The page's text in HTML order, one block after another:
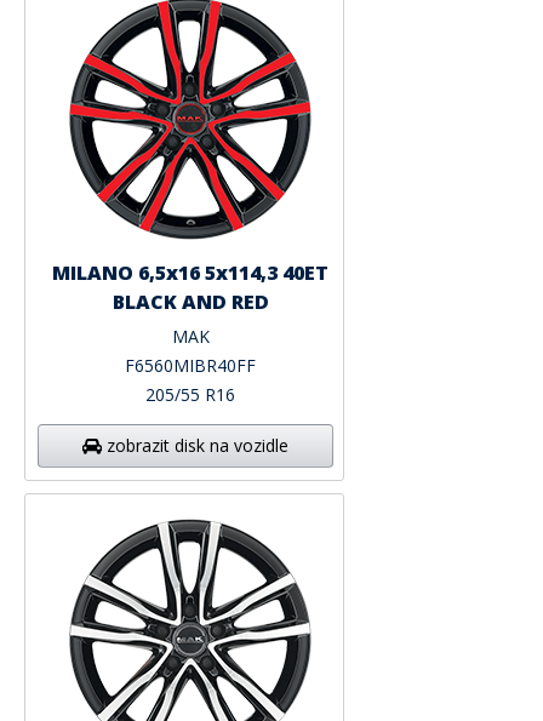
MILANO 6,5x16 5x114,3 40ET
BLACK AND RED
MAK
F6560MIBR40FF
205/55 R16
zobrazit disk na vozidle